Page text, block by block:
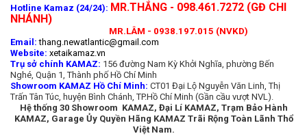
Hotline Kamaz (24/24): MR.THẮNG - 098.461.7272 (GĐ CHI
NHÁNH)
MR.LÂM - 0938.197.015 (NVKD)
Email:thang.newatlantic@gmail.com
Website: xetaikamaz.vn
Trụ sở chính KAMAZ: 156 đường Nam Kỳ Khởi Nghĩa, phường Bến
Nghé, Quận 1, Thành phố Hồ Chí Minh
Showroom KAMAZ Hồ Chí Minh: CT01 Đại Lộ Nguyễn Văn Linh, Thị
Trấn Tân Túc, huyện Bình Chánh, TP.Hồ Chí Minh (Gần cầu vượt NVL).
Hệ thống 30 Showroom KAMAZ, Đại Lí KAMAZ, Trạm Bảo Hành
KAMAZ, Garage Ủy Quyền Hãng KAMAZ Trãi Rộng Toàn Lãnh Thổ
Việt Nam.